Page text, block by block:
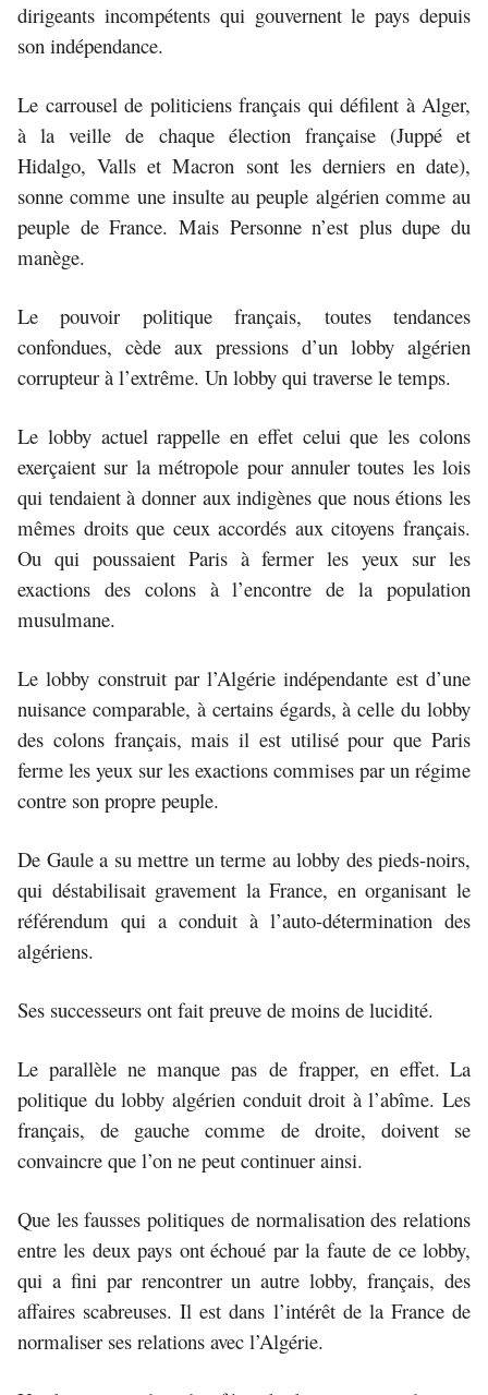
dirigeants incompétents qui gouvernent le pays depuis
son indépendance.
Le carrousel de politiciens français qui défilent à Alger,
à la veille de chaque élection française (Juppé et
Hidalgo, Valls et Macron sont les derniers en date),
sonne comme une insulte au peuple algérien comme au
peuple de France. Mais Personne n’est plus dupe du
manège.
Le pouvoir politique français, toutes tendances
confondues, cède aux pressions d’un lobby algérien
corrupteur à l’extrême. Un lobby qui traverse le temps.
Le lobby actuel rappelle en effet celui que les colons
exerçaient sur la métropole pour annuler toutes les lois
qui tendaient à donner aux indigènes que nous étions les
mêmes droits que ceux accordés aux citoyens français.
Ou qui poussaient Paris à fermer les yeux sur les
exactions des colons à l’encontre de la population
musulmane.
Le lobby construit par l’Algérie indépendante est d’une
nuisance comparable, à certains égards, à celle du lobby
des colons français, mais il est utilisé pour que Paris
ferme les yeux sur les exactions commises par un régime
contre son propre peuple.
De Gaule a su mettre un terme au lobby des pieds-noirs,
qui déstabilisait gravement la France, en organisant le
référendum qui a conduit à l’auto-détermination des
algériens.
Ses successeurs ont fait preuve de moins de lucidité.
Le parallèle ne manque pas de frapper, en effet. La
politique du lobby algérien conduit droit à l’abîme. Les
français, de gauche comme de droite, doivent se
convaincre que l’on ne peut continuer ainsi.
Que les fausses politiques de normalisation des relations
entre les deux pays ont échoué par la faute de ce lobby,
qui a fini par rencontrer un autre lobby, français, des
affaires scabreuses. Il est dans l’intérêt de la France de
normaliser ses relations avec l’Algérie.